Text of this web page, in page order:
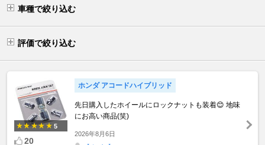
車種で絞り込む
評価で絞り込む
5
20
ホンダ アコードハイブリッド
先日購入したホイールにロックナットも装着😊 地味
にお高い商品(笑)
2026年8月6日